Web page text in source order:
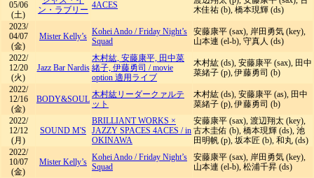
05/06
(土)
ン・ラブリー 4ACES
木佳祐 (b), 橋本現輝 (ds)
2023/
04/07
(金)
Mister Kelly’s Kohei Ando /Friday Night’s
Squad
安藤康平 (sax), 岸田勇気 (key),
山本連 (el-b), 守真人 (ds)
2022/
12/20
(火)
Jazz Bar Nardis
木村紘, 安藤康平, 田中菜
緒子, 伊藤勇司 /movie
option 適用ライブ
木村紘 (ds), 安藤康平 (sax), 田中
菜緒子 (p), 伊藤勇司 (b)
2022/
12/16
(金)
BODY&SOUL 木村紘リーダークァルテ
ット
木村紘 (ds), 安藤康平 (as), 田中
菜緒子 (p), 伊藤勇司 (b)
2022/
12/12
(月)
SOUND M'S
BRILLIANT WORKS ×
JAZZY SPACES 4ACES /in
OKINAWA
安藤康平 (sax), 渡辺翔太 (key),
古木圭佑 (b), 橋本現輝 (ds), 池
田明帆 (p), 坂本匠 (b), 和丸 (ds)
2022/
10/07
(金)
Mister Kelly’s Kohei Ando /Friday Night’s
Squad
安藤康平 (sax), 岸田勇気 (key),
山本連 (el-b), 松浦千昇 (ds)